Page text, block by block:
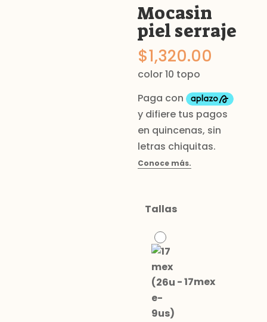
Mocasin
piel serraje
$1,320.00
color 10 topo
Tallas
-17mex